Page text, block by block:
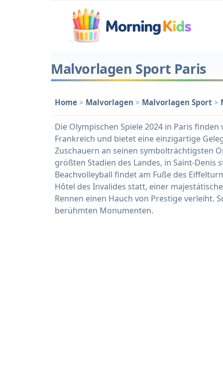
Malvorlagen Sport Paris
Home > Malvorlagen > Malvorlagen Sport >
Die Olympischen Spiele 2024 in Paris
Frankreich und bietet eine einzigartige
Zuschauern an seinen symbolträchtigsten
größten Stadien des Landes, in Saint-
Beachvolleyball findet am Fuße des
Hôtel des Invalides statt, einer
Rennen einen Hauch von Prestige verleiht.
berühmten Monumenten.